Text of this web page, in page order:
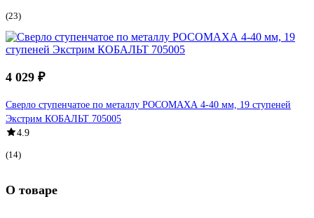
(23)
4 029 ₽
Сверло ступенчатое по металлу РОСОМАХА 4-40 мм, 19 ступеней
Экстрим КОБАЛЬТ 705005
4.9
(14)
О товаре